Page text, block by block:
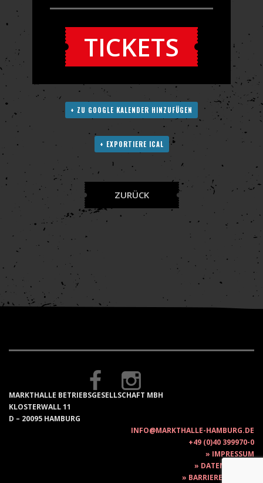
TICKETS
+ ZU GOOGLE KALENDER HINZUFÜGEN
+ EXPORTIERE ICAL
ZURÜCK
MARKTHALLE BETRIEBSGESELLSCHAFT MBH
KLOSTERWALL 11
D – 20095 HAMBURG
INFO@MARKTHALLE-HAMBURG.DE
+49 (0)40 399970-0
IMPRESSUM
DATENSCHUTZ
BARRIEREFREIHEIT